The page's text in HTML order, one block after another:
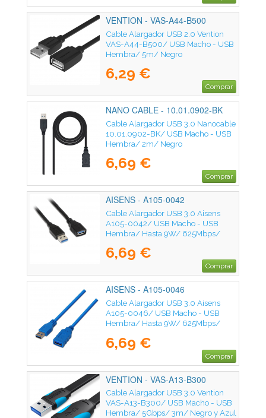
VENTION - VAS-A44-B500
Cable Alargador USB 2.0 Vention
VAS-A44-B500/ USB Macho - USB
Hembra/ 5m/ Negro
6,29 €
Comprar
NANO CABLE - 10.01.0902-BK
Cable Alargador USB 3.0 Nanocable
10.01.0902-BK/ USB Macho - USB
Hembra/ 2m/ Negro
6,69 €
Comprar
AISENS - A105-0042
Cable Alargador USB 3.0 Aisens
A105-0042/ USB Macho - USB
Hembra/ Hasta 9W/ 625Mbps/
6,69 €
Comprar
AISENS - A105-0046
Cable Alargador USB 3.0 Aisens
A105-0046/ USB Macho - USB
Hembra/ Hasta 9W/ 625Mbps/
6,69 €
Comprar
VENTION - VAS-A13-B300
Cable Alargador USB 3.0 Vention
VAS-A13-B300/ USB Macho - USB
Hembra/ 5Gbps/ 3m/ Negro y Azul